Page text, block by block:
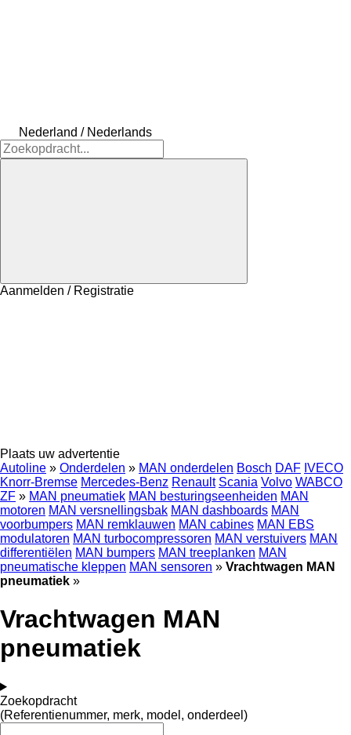
Nederland / Nederlands
Aanmelden / Registratie
Plaats uw advertentie
Autoline » Onderdelen » MAN onderdelen Bosch DAF IVECO
Knorr-Bremse Mercedes-Benz Renault Scania Volvo WABCO
ZF » MAN pneumatiek MAN besturingseenheiden MAN
motoren MAN versnellingsbak MAN dashboards MAN
voorbumpers MAN remklauwen MAN cabines MAN EBS
modulatoren MAN turbocompressoren MAN verstuivers MAN
differentiëlen MAN bumpers MAN treeplanken MAN
pneumatische kleppen MAN sensoren » Vrachtwagen MAN
pneumatiek »
Vrachtwagen MAN
pneumatiek
Zoekopdracht
(Referentienummer, merk, model, onderdeel)